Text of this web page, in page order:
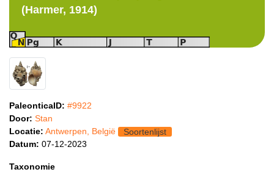
(Harmer, 1914)
PaleonticaID: #9922
Door: Stan
Locatie: Antwerpen, België
Soortenlijst
Datum: 07-12-2023
Taxonomie